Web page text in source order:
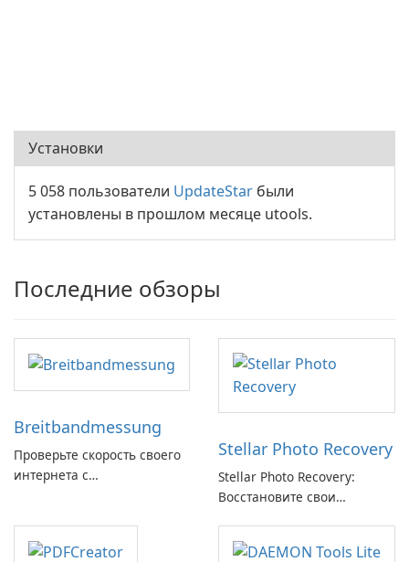
Установки
5 058 пользователи UpdateStar были
установлены в прошлом месяце utools.
Последние обзоры
Breitbandmessung
Проверьте скорость своего
интернета с
Stellar Photo Recovery
Stellar Photo Recovery:
Восстановите свои
с легкостью